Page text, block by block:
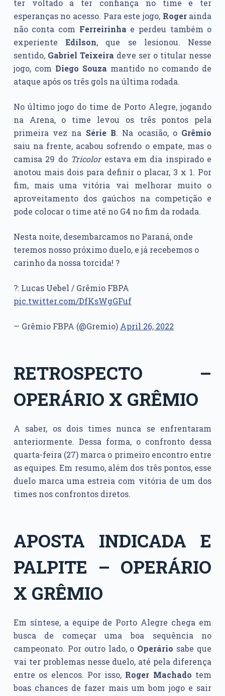
ter voltado a ter confiança no time e ter
esperanças no acesso. Para este jogo, Roger ainda
não conta com Ferreirinha e perdeu também o
experienteEdílson, que se lesionou. Nesse
sentido, Gabriel Teixeira deve ser o titular nesse
jogo, com Diego Souza mantido no comando de
ataque após os três gols na última rodada.
No último jogo do time de Porto Alegre, jogando
na Arena, o time levou os três pontos pela
primeira vez na Série B. Na ocasião, o Grêmio
saiu na frente, acabou sofrendo o empate, mas o
camisa 29 do Tricolor estava em dia inspirado e
anotou mais dois para definir o placar, 3 x 1. Por
fim, mais uma vitória vai melhorar muito o
aproveitamento dos gaúchos na competição e
pode colocar o time até no G4 no fim da rodada.
Nesta noite, desembarcamos no Paraná, onde
teremos nosso próximo duelo, e já recebemos o
carinho da nossa torcida! ?
?: Lucas Uebel / Grêmio FBPA
pic.twitter.com/DfKsWgGFuf
— Grêmio FBPA (@Gremio) April 26, 2022
RETROSPECTO –
OPERÁRIO X GRÊMIO
A saber, os dois times nunca se enfrentaram
anteriormente. Dessa forma, o confronto dessa
quarta-feira (27) marca o primeiro encontro entre
as equipes. Em resumo, além dos três pontos, esse
duelo marca uma estreia com vitória de um dos
times nos confrontos diretos.
APOSTA INDICADA E
PALPITE – OPERÁRIO
X GRÊMIO
Em síntese, a equipe de Porto Alegre chega em
busca de começar uma boa sequência no
campeonato. Por outro lado, o Operário sabe que
vai ter problemas nesse duelo, até pela diferença
entre os elencos. Por isso, Roger Machado tem
boas chances de fazer mais um bom jogo e sair